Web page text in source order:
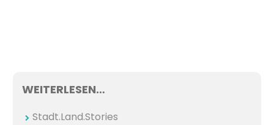
WEITERLESEN…
Stadt.Land.Stories